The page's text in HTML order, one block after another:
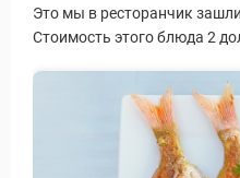
Это мы в ресторанчик
Стоимость этого блюда 2